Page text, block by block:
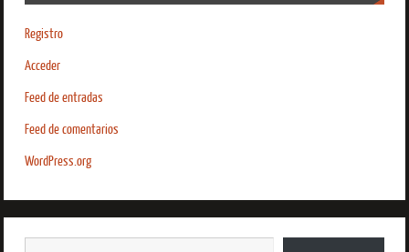
Registro
Acceder
Feed de entradas
Feed de comentarios
WordPress.org